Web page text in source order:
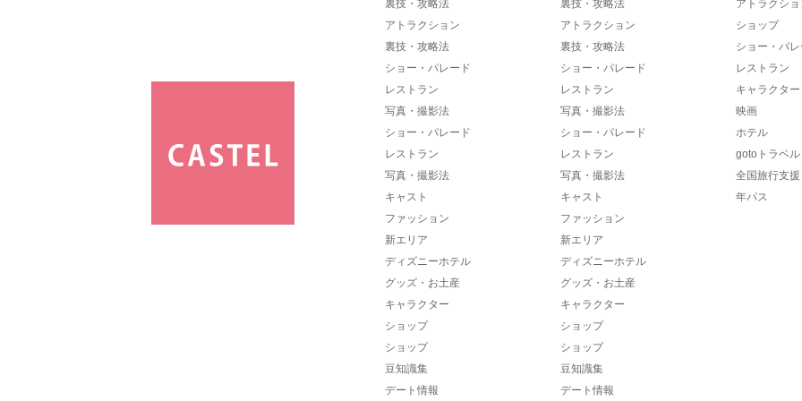
裏技・攻略法
アトラクション
裏技・攻略法
ショー・パレード
レストラン
写真・撮影法
ショー・パレード
レストラン
写真・撮影法
キャスト
ファッション
新エリア
ディズニーホテル
グッズ・お土産
キャラクター
ショップ
ショップ
豆知識集
デート情報
裏技・攻略法
アトラクション
裏技・攻略法
ショー・パレード
レストラン
写真・撮影法
ショー・パレード
レストラン
写真・撮影法
キャスト
ファッション
新エリア
ディズニーホテル
グッズ・お土産
キャラクター
ショップ
ショップ
豆知識集
デート情報
アトラクシ
ショップ
ショー・パ
レストラン
キャラクター
映画
ホテル
gotoトラベル
全国旅行支援
年パス